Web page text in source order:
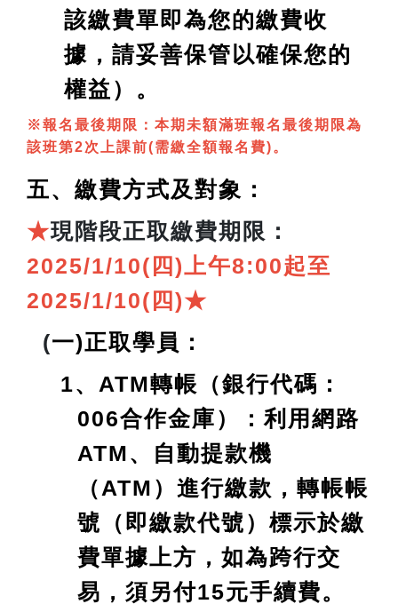
該繳費單即為您的繳費收
據，請妥善保管以確保您的
權益）。
※報名最後期限：本期未額滿班報名最後期限為
該班第2次上課前(需繳全額報名費)。
五、繳費方式及對象：
★現階段正取繳費期限：
2025/1/10(四)上午8:00起至
2025/1/10(四)★
(一)正取學員：
1、ATM轉帳（銀行代碼：
006合作金庫）：利用網路
ATM、自動提款機
（ATM）進行繳款，轉帳帳
號（即繳款代號）標示於繳
費單據上方，如為跨行交
易，須另付15元手續費。